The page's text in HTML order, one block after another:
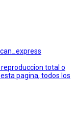
total o
pagina, todos los